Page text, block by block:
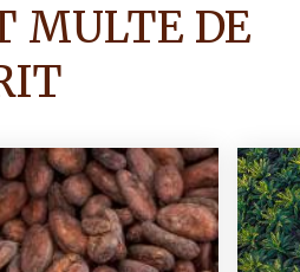
MULTE DE